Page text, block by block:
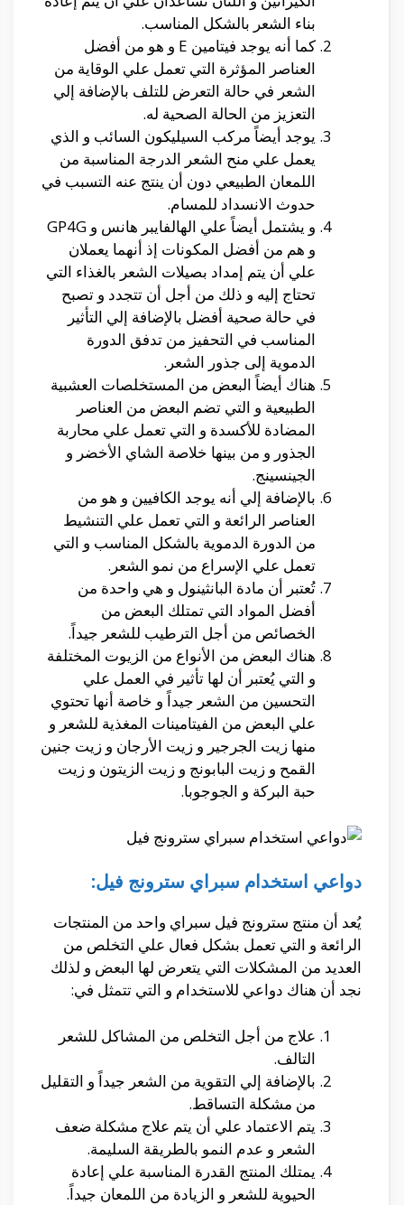
بناء الشعر بالشكل المناسب.
كما أنه يوجد فيتامين E و هو من أفضل
العناصر المؤثرة التي تعمل علي الوقاية من
الشعر في حالة التعرض للتلف بالإضافة إلي
التعزيز من الحالة الصحية له.
يوجد أيضاً مركب السيليكون السائب و الذي
يعمل علي منح الشعر الدرجة المناسبة من
اللمعان الطبيعي دون أن ينتج عنه التسبب في
حدوث الانسداد للمسام.
و يشتمل أيضاً علي الهالفايبر هانس و GP4G
و هم من أفضل المكونات إذ أنهما يعملان
علي أن يتم إمداد بصيلات الشعر بالغذاء التي
تحتاج إليه و ذلك من أجل أن تتجدد و تصبح
في حالة صحية أفضل بالإضافة إلي التأثير
المناسب في التحفيز من تدفق الدورة
الدموية إلى جذور الشعر.
هناك أيضاً البعض من المستخلصات العشبية
الطبيعية و التي تضم البعض من العناصر
المضادة للأكسدة و التي تعمل علي محاربة
الجذور و من بينها خلاصة الشاي الأخضر و
الجينسينج.
بالإضافة إلي أنه يوجد الكافيين و هو من
العناصر الرائعة و التي تعمل علي التنشيط
من الدورة الدموية بالشكل المناسب و التي
تعمل علي الإسراع من نمو الشعر.
تُعتبر أن مادة البانثينول و هي واحدة من
أفضل المواد التي تمتلك البعض من
الخصائص من أجل الترطيب للشعر جيداً.
هناك البعض من الأنواع من الزيوت المختلفة
و التي يُعتبر أن لها تأثير في العمل علي
التحسين من الشعر جيداً و خاصة أنها تحتوي
علي البعض من الفيتامينات المغذية للشعر و
منها زيت الجرجير و زيت الأرجان و زيت جنين
القمح و زيت البابونج و زيت الزيتون و زيت
حبة البركة و الجوجوبا.
دواعي استخدام سبراي سترونج فيل:
يُعد أن منتج سترونج فيل سبراي واحد من المنتجات
الرائعة و التي تعمل بشكل فعال علي التخلص من
العديد من المشكلات التي يتعرض لها البعض و لذلك
نجد أن هناك دواعي للاستخدام و التي تتمثل في:
علاج من أجل التخلص من المشاكل للشعر
التالف.
بالإضافة إلي التقوية من الشعر جيداً و التقليل
من مشكلة التساقط.
يتم الاعتماد علي أن يتم علاج مشكلة ضعف
الشعر و عدم النمو بالطريقة السليمة.
يمتلك المنتج القدرة المناسبة علي إعادة
الحيوية للشعر و الزيادة من اللمعان جيداً.